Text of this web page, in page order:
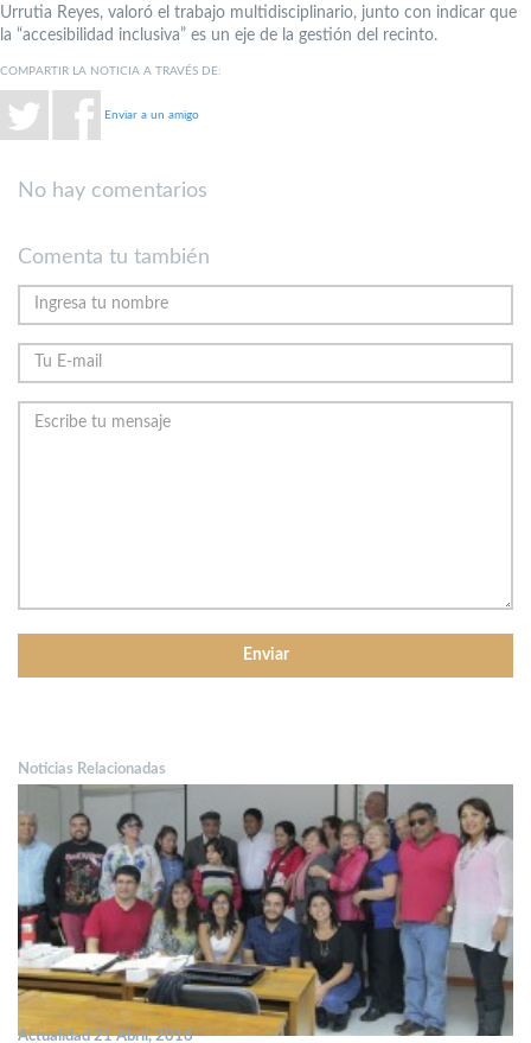
Urrutia Reyes, valoró el trabajo multidisciplinario, junto con indicar que
la “accesibilidad inclusiva” es un eje de la gestión del recinto.
COMPARTIR LA NOTICIA A TRAVÉS DE:
Enviar a un amigo
No hay comentarios
Comenta tu también
Noticias Relacionadas
Actualidad 21 Abril, 2016